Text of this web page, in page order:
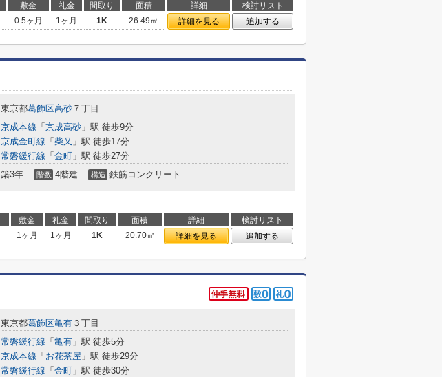
敷金 礼金 間取り 面積 詳細
検討リスト
0.5ヶ月 1ヶ月 1K 26.49㎡ 詳細を見る 追加する
東京都葛飾区高砂 ７丁目
京成本線 「 京成高砂 」駅 徒歩9分
京成金町線 「 柴又 」駅 徒歩17分
常磐緩行線 「 金町 」駅 徒歩27分
築3年 階数 4階建 構造 鉄筋コンクリート
敷金 礼金 間取り 面積 詳細
検討リスト
1ヶ月 1ヶ月 1K 20.70㎡ 詳細を見る 追加する
東京都葛飾区亀有 ３丁目
常磐緩行線 「 亀有 」駅 徒歩5分
京成本線 「 お花茶屋 」駅 徒歩29分
常磐緩行線 「 金町 」駅 徒歩30分